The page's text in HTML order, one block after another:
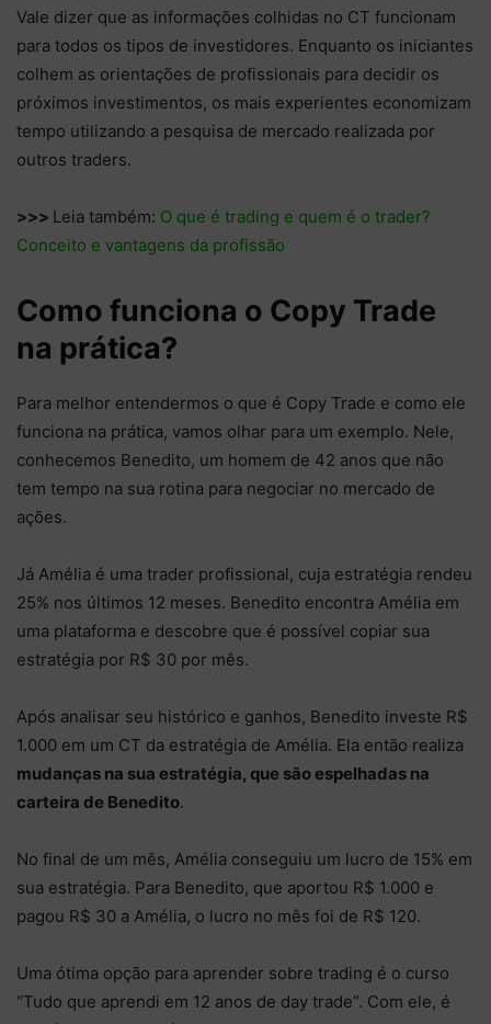
Vale dizer que as informações colhidas no CT funcionam
para todos os tipos de investidores. Enquanto os iniciantes
colhem as orientações de profissionais para decidir os
próximos investimentos, os mais experientes economizam
tempo utilizando a pesquisa de mercado realizada por
outros traders.
>>> Leia também: O que é trading e quem é o trader?
Conceito e vantagens da profissão
Como funciona o Copy Trade
na prática?
Para melhor entendermos o que é Copy Trade e como ele
funciona na prática, vamos olhar para um exemplo. Nele,
conhecemos Benedito, um homem de 42 anos que não
tem tempo na sua rotina para negociar no mercado de
ações.
Já Amélia é uma trader profissional, cuja estratégia rendeu
25% nos últimos 12 meses. Benedito encontra Amélia em
uma plataforma e descobre que é possível copiar sua
estratégia por R$ 30 por mês.
Após analisar seu histórico e ganhos, Benedito investe R$
1.000 em um CT da estratégia de Amélia. Ela então realiza
mudanças na sua estratégia, que são espelhadas na
carteira de Benedito.
No final de um mês, Amélia conseguiu um lucro de 15% em
sua estratégia. Para Benedito, que aportou R$ 1.000 e
pagou R$ 30 a Amélia, o lucro no mês foi de R$ 120.
Uma ótima opção para aprender sobre trading é o curso
“Tudo que aprendi em 12 anos de day trade”. Com ele, é